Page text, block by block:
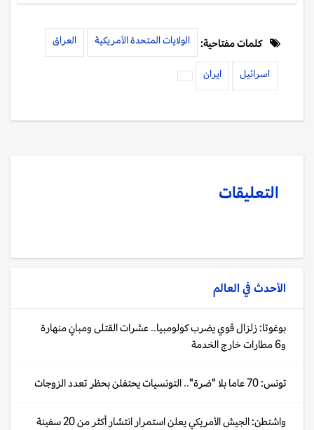
كلمات مفتاحية: الولايات المتحدة الأمريكية العراق
اسرائيل ايران
التعليقات
الأحدث في العالم
بوغوتا: زلزال قوي يضرب كولومبيا.. عشرات القتلى ومبانٍ منهارة
و6 مطارات خارج الخدمة
تونس: 70 عاما بلا "ضرة".. التونسيات يحتفلن بحظر تعدد الزوجات
واشنطن: الجيش الأمريكي يعلن استمرار انتشار أكثر من 20 سفينة